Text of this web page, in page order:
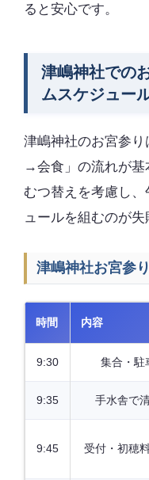
ると安心です。
津嶋神社での
ムスケジュー
津嶋神社のお宮参
→会食」の流れが基
むつ替えを考慮し
ュールを組むのが失
津嶋神社お宮参
時間 内容
9:30 集合・駐
9:35 手水舎で
9:45 受付・初穂